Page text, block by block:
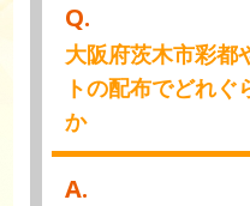
Q.
大阪府茨木市彩都
トの配布でどれ
か
A.